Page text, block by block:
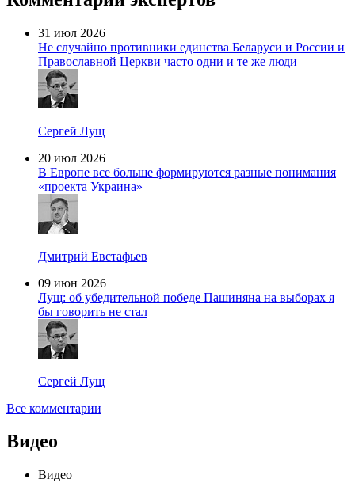
31 июл 2026
Не случайно противники единства Беларуси и России и
Православной Церкви часто одни и те же люди
Сергей Лущ
20 июл 2026
В Европе все больше формируются разные понимания
«проекта Украина»
Дмитрий Евстафьев
09 июн 2026
Лущ: об убедительной победе Пашиняна на выборах я
бы говорить не стал
Сергей Лущ
Все комментарии
Видео
Видео